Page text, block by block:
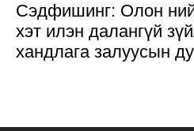
Сэдфишинг: Олон
хэт илэн далангүй
хандлага залуусын